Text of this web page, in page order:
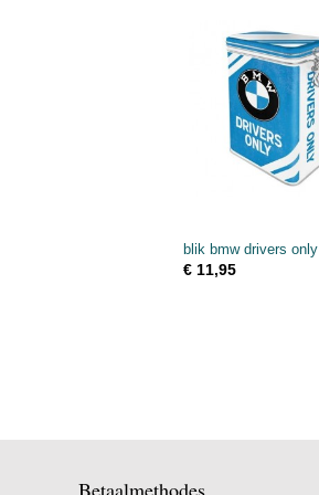
blik bmw drivers only
€ 11,95
Betaalmethodes